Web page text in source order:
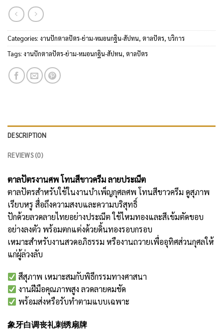
Categories: งานปักตาลปัตร-ย่าม-หมอนกฐิน-สัปทน, ตาลปัตร, บริการ
Tags: งานปักตาลปัตร-ย่าม-หมอนกฐิน-สัปทน, ตาลปัตร
DESCRIPTION
REVIEWS (0)
ตาลปัตรงานศพ โทนสีขาวครีม ลายประณีต
ตาลปัตรสำหรับใช้ในงานบำเพ็ญกุศลศพ โทนสีขาวครีม ดูสุภาพ
เรียบหรู สื่อถึงความสงบและความบริสุทธิ์
ปักด้วยลวดลายไทยอย่างประณีต ใช้ไหมทองและสีเข้มตัดขอบ
อย่างลงตัว พร้อมตกแต่งด้วยดิ้นทองรอบกรอบ
เหมาะสำหรับงานสวดอภิธรรม หรืองานถวายเพื่ออุทิศส่วนกุศลให้
แก่ผู้ล่วงลับ
สีสุภาพ เหมาะสมกับพิธีกรรมทางศาสนา
งานฝีมือคุณภาพสูง ลวดลายคมชัด
พร้อมส่งหรือรับทำตามแบบเฉพาะ
象牙白调丧礼刺绣扇牌